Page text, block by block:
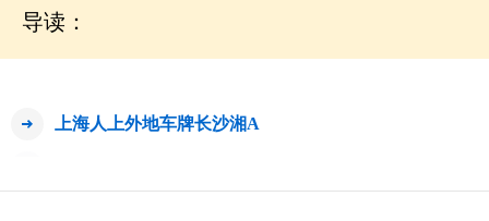
导读：
上海人上外地车牌长沙湘A